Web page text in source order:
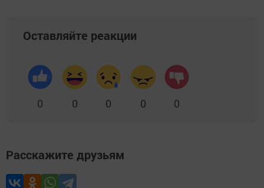
Оставляйте реакции
0 0 0 0 0
Расскажите друзьям